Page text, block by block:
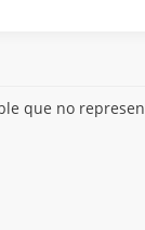
que no